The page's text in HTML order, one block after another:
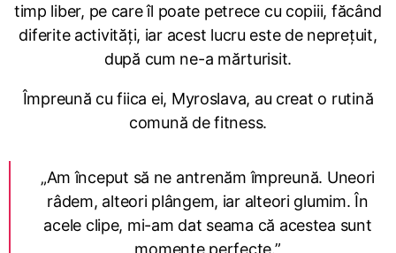
timp liber, pe care îl poate petrece cu copiii, făcând
diferite activități, iar acest lucru este de neprețuit,
după cum ne-a mărturisit.
Împreună cu fiica ei, Myroslava, au creat o rutină
comună de fitness.
„Am început să ne antrenăm împreună. Uneori
râdem, alteori plângem, iar alteori glumim. În
acele clipe, mi-am dat seama că acestea sunt
momente perfecte.”